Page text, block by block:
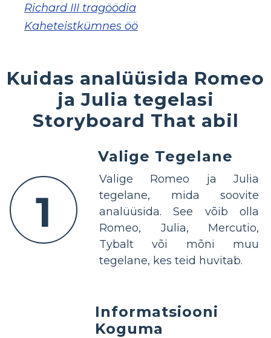
Richard III tragöödia
Kaheteistkümnes öö
Kuidas analüüsida Romeo
ja Julia tegelasi
Storyboard That abil
1
Valige Tegelane
Valige Romeo ja Julia
tegelane, mida soovite
analüüsida. See võib olla
Romeo, Julia, Mercutio,
Tybalt või mõni muu
tegelane, kes teid huvitab.
Informatsiooni
Koguma